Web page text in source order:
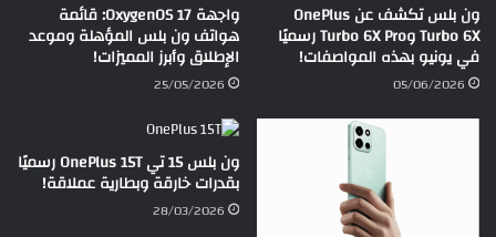
ون بلس تكشف عن OnePlus
Turbo 6X وTurbo 6X Pro رسميًا
في يونيو بهذه المواصفات!
05/06/2026
واجهة OxygenOS 17: قائمة
هواتف ون بلس المؤهلة وموعد
الإطلاق وأبرز المميزات!
25/05/2026
ون بلس 15 تي OnePlus 15T رسميًا
بقدرات خارقة وبطارية عملاقة!
28/03/2026